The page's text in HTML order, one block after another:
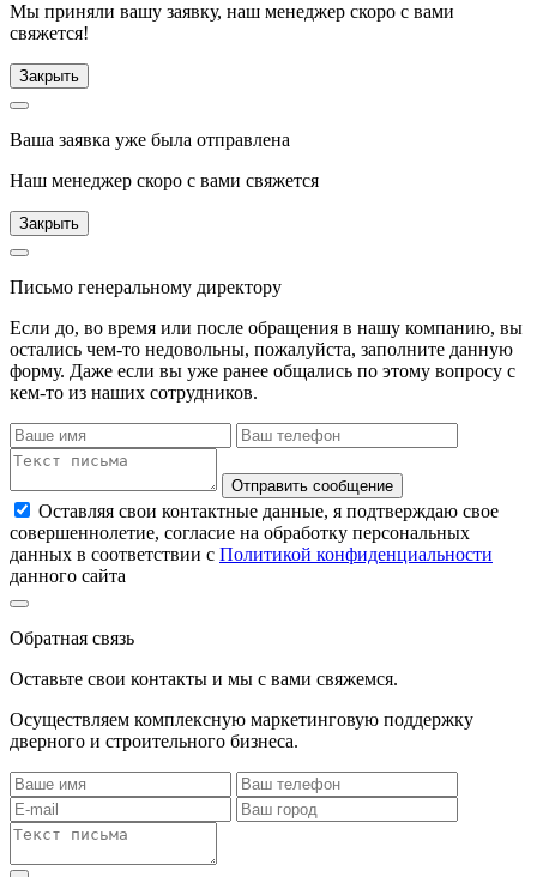
Мы приняли вашу заявку, наш менеджер скоро с вами
свяжется!
Закрыть
Ваша заявка уже была отправлена
Наш менеджер скоро с вами свяжется
Закрыть
Письмо генеральному директору
Если до, во время или после обращения в нашу компанию, вы
остались чем-то недовольны, пожалуйста, заполните данную
форму. Даже если вы уже ранее общались по этому вопросу с
кем-то из наших сотрудников.
Отправить сообщение
Оставляя свои контактные данные, я подтверждаю свое
совершеннолетие, согласие на обработку персональных
данных в соответствии с Политикой конфиденциальности
данного сайта
Обратная связь
Оставьте свои контакты и мы с вами свяжемся.
Осуществляем комплексную маркетинговую поддержку
дверного и строительного бизнеса.